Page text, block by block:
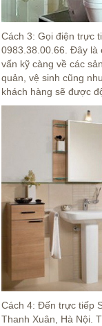
Cách 3: Gọi điện trực
0983.38.00.66. Đây là
vấn kỹ càng về các
quản, vệ sinh cũng
khách hàng sẽ được
Cách 4: Đến trực tiếp
Thanh Xuân, Hà Nội.